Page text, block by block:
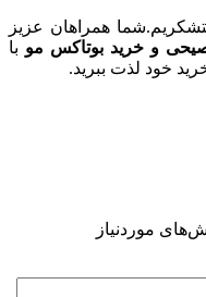
همراهان عزیز
و خرید بوتاکس مو با
خود لذت ببرید.
موردنیاز